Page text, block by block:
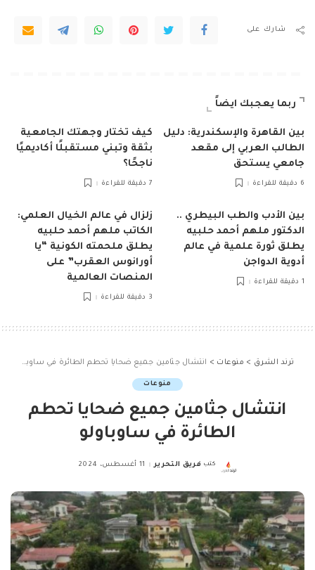
شارك على
ربما يعجبك ايضاً
بين القاهرة والإسكندرية: دليل
الطالب العربي إلى مقعد
جامعي يستحق
6 دقيقة للقراءة
كيف تختار وجهتك الجامعية
بثقة وتبني مستقبلًا أكاديميًا
ناجحًا؟
7 دقيقة للقراءة
بين الأدب والطب البيطري ..
الدكتور ملهم أحمد حلبيه
يطلق ثورة علمية في عالم
أدوية الدواجن
1 دقيقة للقراءة
زلزال في عالم الخيال العلمي:
الكاتب ملهم أحمد حلبيه
يطلق ملحمته الكونية “يا
أورانوس العقرب” على
المنصات العالمية
3 دقيقة للقراءة
ترند الشرق > منوعات > انتشال جثامين جميع ضحايا تحطم الطائرة في ساوباولو
منوعات
انتشال جثامين جميع ضحايا تحطم
الطائرة في ساوباولو
Posted
كتب فريق التحرير 11 أغسطس، 2024